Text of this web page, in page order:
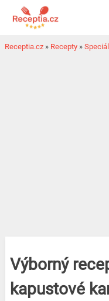
Receptia.cz » Recepty »
Výborný
kapustové